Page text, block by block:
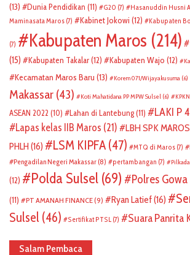
(13)
Dunia Pendidikan (11) G20 (7) Hasanuddin Husni
Maminasata Maros (7) Kabinet Jokowi (12) Kabupaten
(7) Kabupaten Maros (214)
(15)
Kabupaten Takalar(12) Kabupaten Wajo (12)
Kecamatan Maros Baru (13) Korem 071/Wijayakusuma (6)
Makassar (43) Koti Mahatidana PP MPW Sulsel (6)
ASEAN 2022 (10) Lahan di Lantebung(11) LAKI P
Lapas kelas IIB Maros (21) LBH SPK MAROS
PHLH (16) LSM KIPFA (47) MTQ di Maros (7)
Pengadilan Negeri Makassar (8) pertambangan (7)
(12)
Polda Sulsel (69) Polres Gowa
(11)
PT AMANAH FINANCE(9) Ryan Latief(16)
Sulsel (46) Sertifikat PTSL (7) Suara Panrita
Salam Pembaca